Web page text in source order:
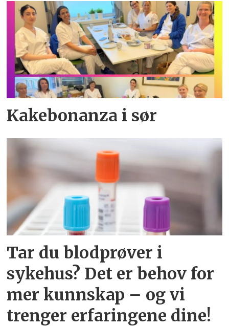
Kakebonanza i sør
Tar du blodprøver i
sykehus? Det er behov for
mer kunnskap – og vi
trenger erfaringene dine!